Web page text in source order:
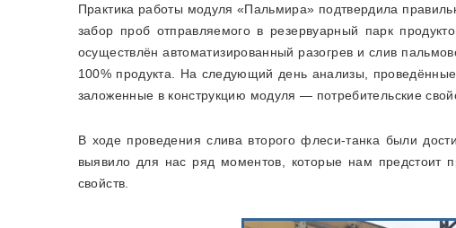
Практика работы модуля «Пальмира» подтвердила
забор проб отправляемого в резервуарный парк
осуществлён автоматизированный разогрев и слив
100% продукта. На следующий день анализы, проведённые
заложенные в конструкцию модуля — потребительские
В ходе проведения слива второго флеси-танка были
выявило для нас ряд моментов, которые нам предстоит
свойств.